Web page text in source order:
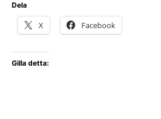
Dela
X Facebook
Gilla detta: